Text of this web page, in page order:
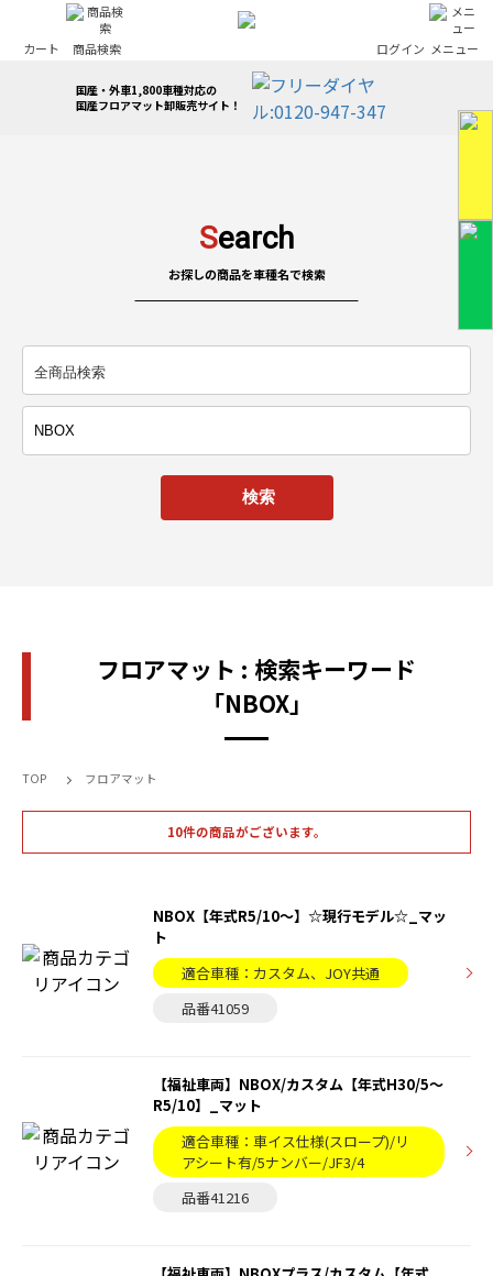
商品検索 ログイン
カート メニュー
国産・外車1,800車種対応の
国産フロアマット卸販売サイト！
Search
お探しの商品を車種名で検索
フロアマット : 検索キーワード
「NBOX」
TOP フロアマット
10件の商品がございます。
NBOX【年式R5/10〜】☆現行モデル☆_マッ
ト
適合車種：カスタム、JOY共通
品番41059
【福祉車両】NBOX/カスタム【年式H30/5～
R5/10】_マット
適合車種：車イス仕様(スロープ)/リ
アシート有/5ナンバー/JF3/4
品番41216